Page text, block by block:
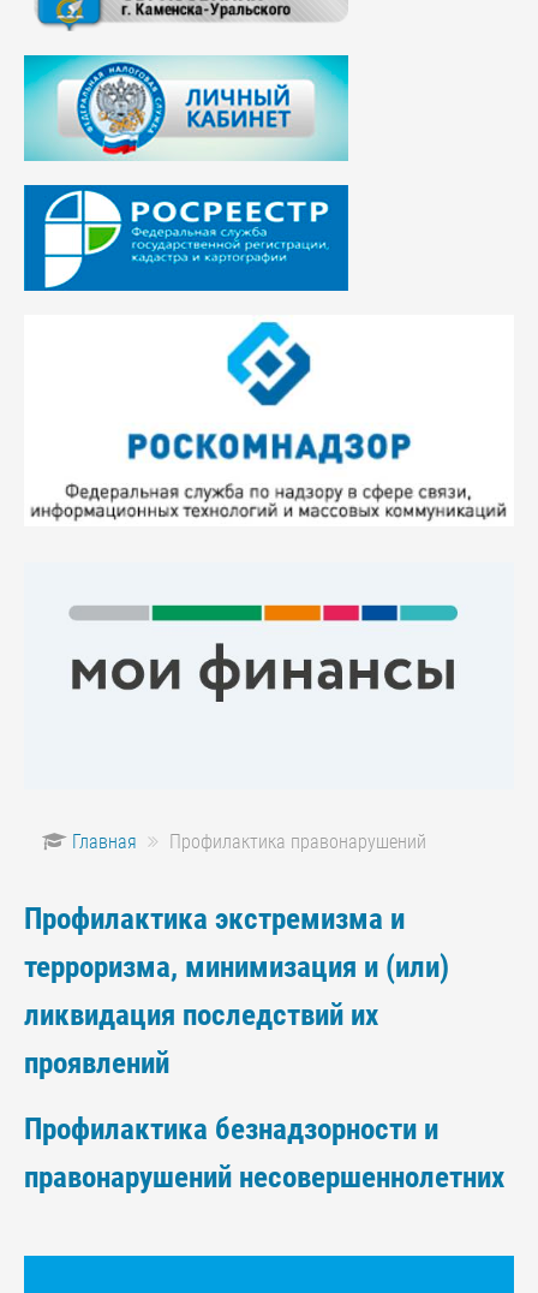
Главная Профилактика правонарушений
Профилактика экстремизма и
терроризма, минимизация и (или)
ликвидация последствий их
проявлений
Профилактика безнадзорности и
правонарушений несовершеннолетних